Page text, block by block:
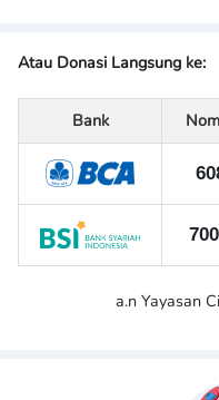
Atau Donasi Langsung ke:
Bank
a.n Yayasan